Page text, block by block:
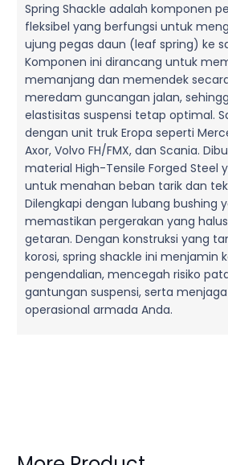
Spring Shackle adalah komponen
fleksibel yang berfungsi untuk
ujung pegas daun (leaf spring) ke
Komponen ini dirancang untuk
memanjang dan memendek
meredam guncangan jalan,
elastisitas suspensi tetap optimal.
dengan unit truk Eropa seperti
Axor, Volvo FH/FMX, dan Scania.
material High-Tensile Forged Steel
untuk menahan beban tarik dan
Dilengkapi dengan lubang bushing
memastikan pergerakan yang
getaran. Dengan konstruksi yang
korosi, spring shackle ini menjamin
pengendalian, mencegah risiko
gantungan suspensi, serta
operasional armada Anda.